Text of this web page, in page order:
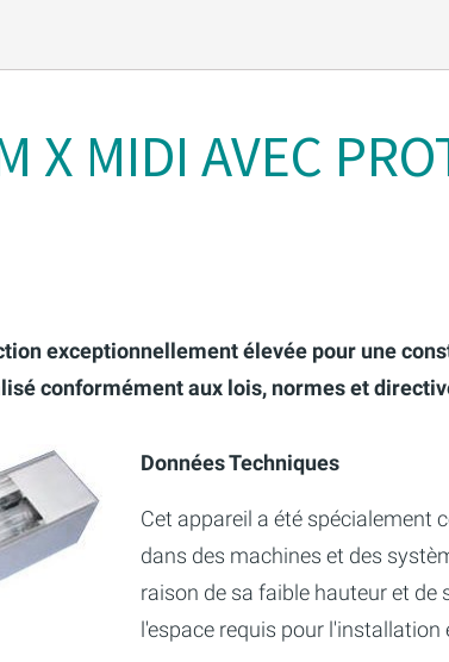
X MIDI AVEC
exceptionnellement élevée pour une
conformément aux lois, normes et
Données Techniques
Cet appareil a été spécialement
dans des machines et des
raison de sa faible hauteur et de
l'espace requis pour l'installation